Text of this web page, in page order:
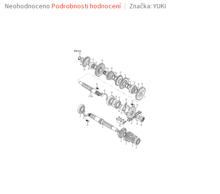
Průměrné
Neohodnoceno Podrobnosti hodnocení Značka: YUKI